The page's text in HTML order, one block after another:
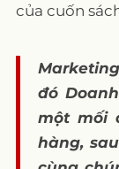
1.
của cuốn
đó
một mối
hàng,